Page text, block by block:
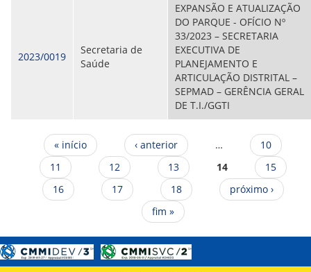
2023/0019
Secretaria de
Saúde
EXPANSÃO E ATUALIZAÇÃO
DO PARQUE - OFÍCIO Nº
33/2023 – SECRETARIA
EXECUTIVA DE
PLANEJAMENTO E
ARTICULAÇÃO DISTRITAL –
SEPMAD – GERÊNCIA GERAL
DE T.I./GGTI
Páginas
« início ‹ anterior …
10
11
12 13 14
15
16
17 18
próximo ›
fim »